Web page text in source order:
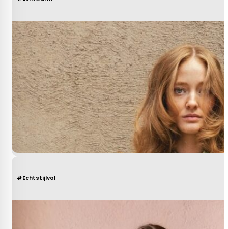
#Echtstijlvol